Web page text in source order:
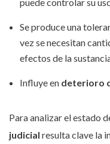
puede controlar su
Se produce una
vez se necesitan
efectos de la
Influye en deterioro
Para analizar el estado
judicial resulta clave la